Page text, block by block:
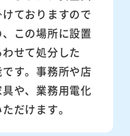
ておりますので
この場所に設置
せて処分した
す。事務所や店
や、業務用電化
だけます。